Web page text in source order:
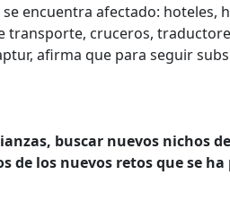
encuentra afectado: hoteles,
transporte, cruceros,
afirma que para seguir
buscar nuevos nichos
los nuevos retos que se